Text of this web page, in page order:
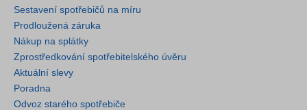
Sestavení spotřebičů na míru
Prodloužená záruka
Nákup na splátky
Zprostředkování spotřebitelského úvěru
Aktuální slevy
Poradna
Odvoz starého spotřebiče